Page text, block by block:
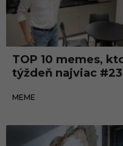
TOP 10 memes,
týždeň najviac
MEME